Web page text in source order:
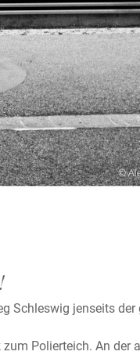
Schleswig jenseits der
Polierteich. An der